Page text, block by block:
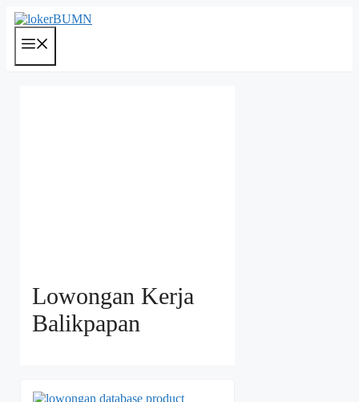
Langsung
ke
Lowongan Kerja
Balikpapan